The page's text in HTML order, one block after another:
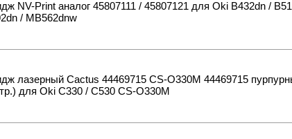
NV-Print аналог 45807111 / 45807121 для Oki B432dn /
/ MB562dnw
лазерный Cactus 44469715 CS-O330M 44469715
для Oki C330 / C530 CS-O330M